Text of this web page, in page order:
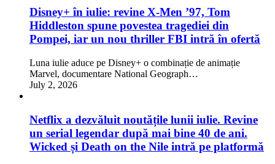
Disney+ în iulie: revine X-Men ’97, Tom
Hiddleston spune povestea tragediei din
Pompei, iar un nou thriller FBI intră în ofertă
Luna iulie aduce pe Disney+ o combinație de animație
Marvel, documentare National Geograph…
July 2, 2026
Netflix a dezvăluit noutățile lunii iulie. Revine
un serial legendar după mai bine 40 de ani.
Wicked și Death on the Nile intră pe platformă